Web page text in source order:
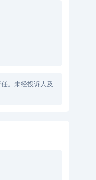
。未经投诉人及